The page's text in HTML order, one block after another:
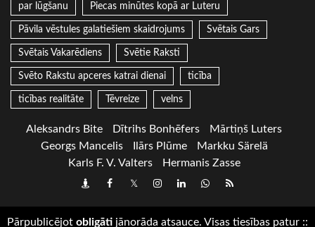
par lūgšanu Piecas minūtes kopā ar Luteru
Pāvila vēstules galatiešiem skaidrojums Svētais Gars
Svētais Vakarēdiens Svētie Raksti
Svēto Rakstu apceres katrai dienai ticība
ticības realitāte Tēvreize velns
Aleksandrs Bite Dītrihs Bonhēfers
Mārtiņš Luters
Georgs Mancelis
Ilārs Plūme
Markku Särelä
Karls F. V. Valters
Hermanis Zasse
DraugiemFacebook
TwitterInstagram
LinkedInwhatsapp
RSS
Pārpublicējot obligāti jānorāda atsauce. Visas tiesības patur ::